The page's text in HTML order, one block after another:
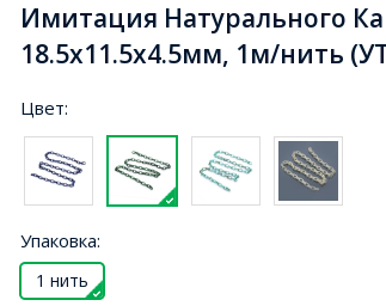
Имитация Натурального
18.5x11.5x4.5мм, 1м/нить
Цвет:
Упаковка:
1 нить